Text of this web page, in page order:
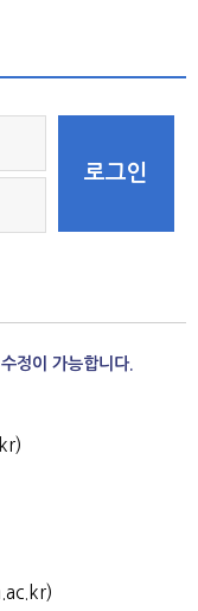
정이 가능합니다.